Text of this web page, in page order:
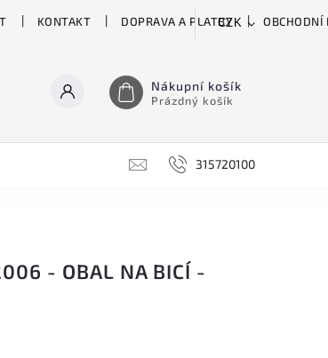
KONTAKT DOPRAVA A PLATBY OBCHODNÍ
CZK
Nákupní košík
Prázdný košík
H&H HARTKE
315720100
- OBAL NA BICÍ -